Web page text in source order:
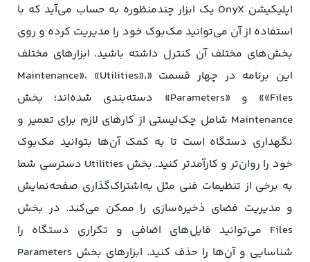
اپلیکیشن OnyX یک ابزار چندمنظوره به حساب می‌آید که با
استفاده از آن می‌توانید مک‌بوک خود را مدیریت کرده و روی
بخش‌های مختلف آن کنترل داشته باشید. ابزارهای مختلف
این برنامه در چهار قسمت «Maintenance»، «Utilities»،
«Files» و «Parameters» دسته‌بندی شده‌اند؛ بخش
Maintenance شامل چک‌لیستی از کارهای لازم برای تعمیر و
نگهداری دستگاه است تا به کمک آن‌ها بتوانید مک‌بوک
خود را روان‌تر و کارآمدتر کنید. بخش Utilities دسترسی شما
به برخی از تنظیمات فنی مثل به‌اشتراک‌گذاری صفحه‌نمایش
و مدیریت فضای ذخیره‌سازی را ممکن می‌کند. در بخش
Files می‌توانید فایل‌های اضافی و تکراری دستگاه را
شناسایی و آن‌ها را حذف کنید. ابزارهای بخش Parameters